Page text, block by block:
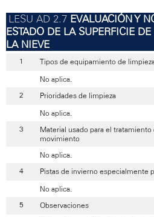
EVALUACIÓN Y
ESTADO DE LA SUPERFICIE DE
LA NIEVE
Tipos de equipamiento de limpieza
No aplica.
Prioridades de limpieza
No aplica.
Material usado para el
movimiento
No aplica.
Pistas de invierno especialmente
No aplica.
Observaciones